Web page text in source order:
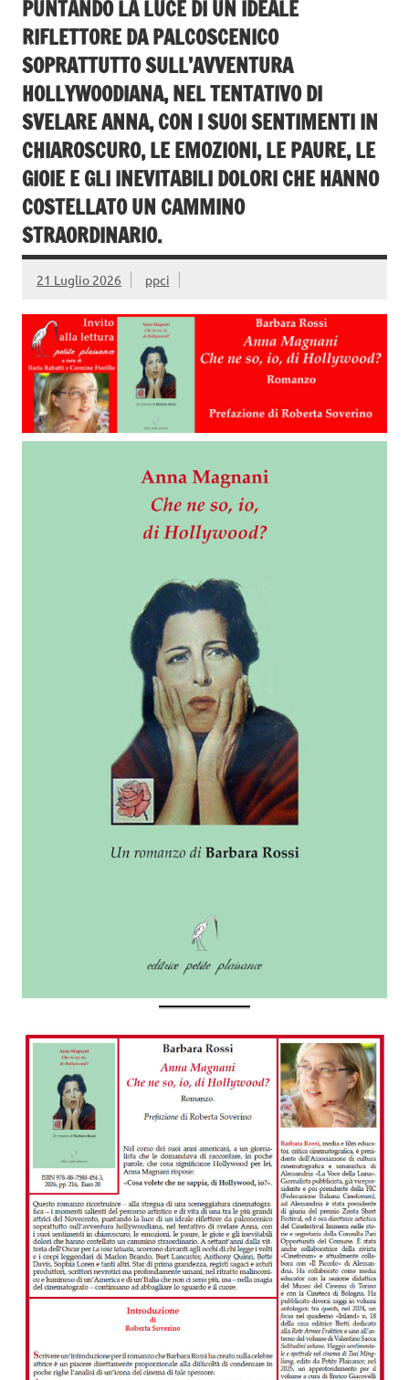
PUNTANDO LA LUCE DI UN IDEALE
RIFLETTORE DA PALCOSCENICO
SOPRATTUTTO SULL’AVVENTURA
HOLLYWOODIANA, NEL TENTATIVO DI
SVELARE ANNA, CON I SUOI SENTIMENTI IN
CHIAROSCURO, LE EMOZIONI, LE PAURE, LE
GIOIE E GLI INEVITABILI DOLORI CHE HANNO
COSTELLATO UN CAMMINO
STRAORDINARIO.
21 Luglio 2026 ppci